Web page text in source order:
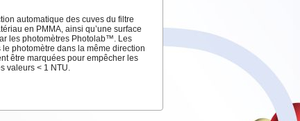
automatique des cuves du filtre
en PMMA, ainsi qu’une surface
les photomètres Photolab™. Les
photomètre dans la même direction
être marquées pour empêcher les
valeurs < 1 NTU.